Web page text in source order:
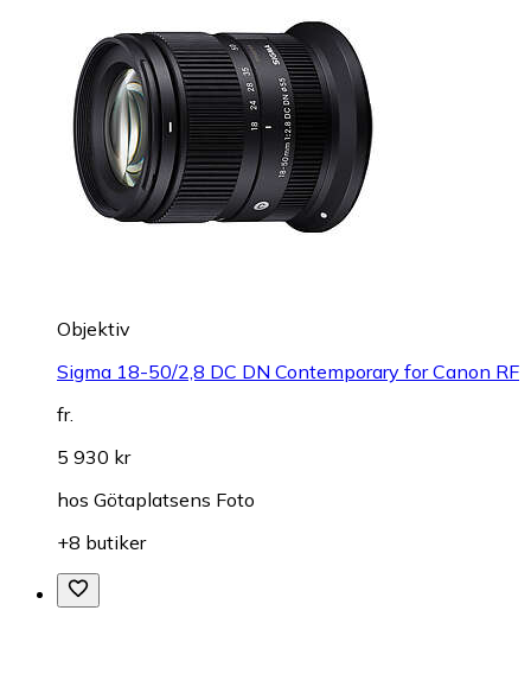
Objektiv
Sigma 18-50/2,8 DC DN Contemporary for Canon RF
fr.
5 930 kr
hos Götaplatsens Foto
+8 butiker